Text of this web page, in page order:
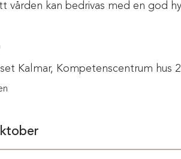
vården kan bedrivas med en god
Kalmar, Kompetenscentrum hus